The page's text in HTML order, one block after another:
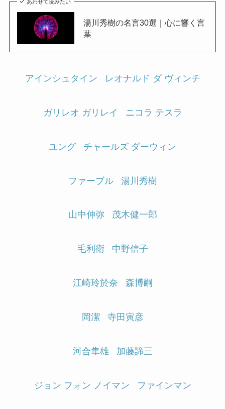
あわせて読みたい
湯川秀樹の名言30選｜心に響く言
葉
アインシュタイン レオナルド ダ ヴィンチ
ガリレオ ガリレイ ニコラ テスラ
ユング チャールズ ダーウィン
ファーブル 湯川秀樹
山中伸弥 茂木健一郎
毛利衛 中野信子
江崎玲於奈 森博嗣
岡潔 寺田寅彦
河合隼雄 加藤諦三
ジョン フォン ノイマン ファインマン